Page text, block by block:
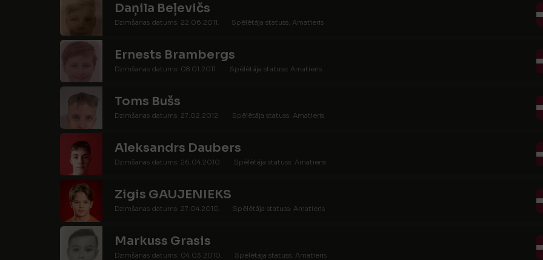
Daņila Beļevičs
Dzimšanas datums: 22.06.2011. Spēlētāja statuss: Amatieris
Ernests Brambergs
Dzimšanas datums: 08.01.2011. Spēlētāja statuss: Amatieris
Toms Bušs
Dzimšanas datums: 27.02.2012. Spēlētāja statuss: Amatieris
Aleksandrs Daubers
Dzimšanas datums: 26.04.2010. Spēlētāja statuss: Amatieris
Zigis GAUJENIEKS
Dzimšanas datums: 27.04.2010. Spēlētāja statuss: Amatieris
Markuss Grasis
Dzimšanas datums: 04.03.2010. Spēlētāja statuss: Amatieris